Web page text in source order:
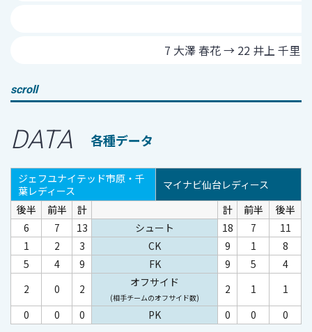
7 大澤 春花 → 22 井上 千里
scroll
DATA 各種データ
ジェフユナイテッド市原・千
葉レディース
マイナビ仙台レディース
後半
前半 計 計 前半
後半
6
7 13 シュート 18 7
11
1
2 3 CK 9 1
8
5
4 9 FK 9 5
4
2
0 2 オフサイド
(相手チームのオフサイド数)
2 1
1
0
0 0 PK 0 0 0